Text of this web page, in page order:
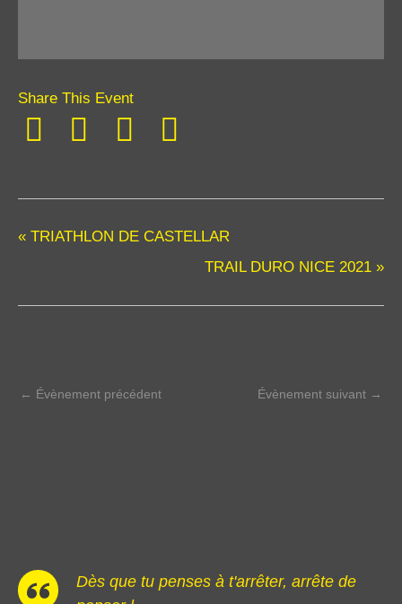
Share This Event
« TRIATHLON DE CASTELLAR
TRAIL DURO NICE 2021 »
← Évènement précédent Évènement suivant →
Dès que tu penses à t'arrêter, arrête de